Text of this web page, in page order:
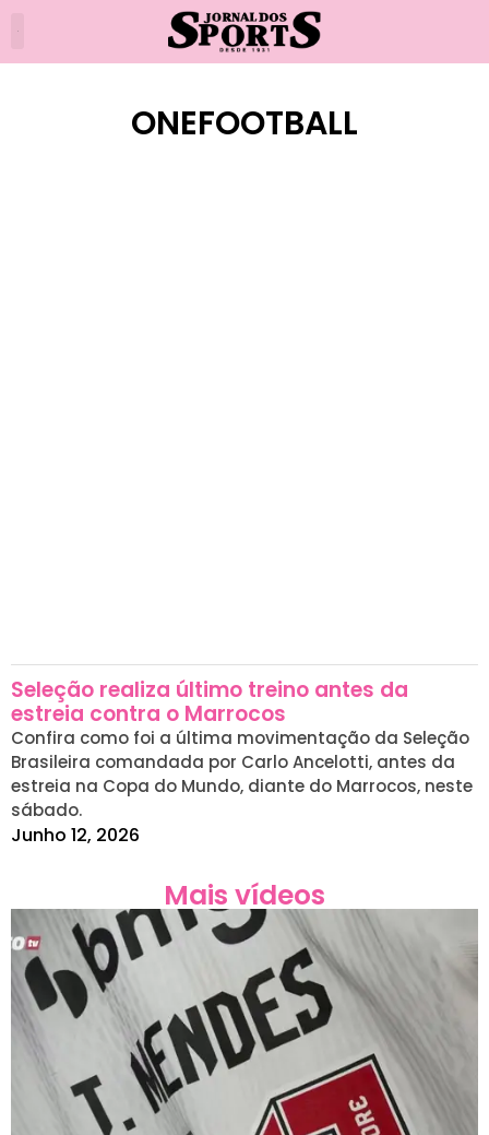
ONEFOOTBALL
Seleção realiza último treino antes da
estreia contra o Marrocos
Confira como foi a última movimentação da Seleção
Brasileira comandada por Carlo Ancelotti, antes da
estreia na Copa do Mundo, diante do Marrocos, neste
sábado.
Junho 12, 2026
Mais vídeos